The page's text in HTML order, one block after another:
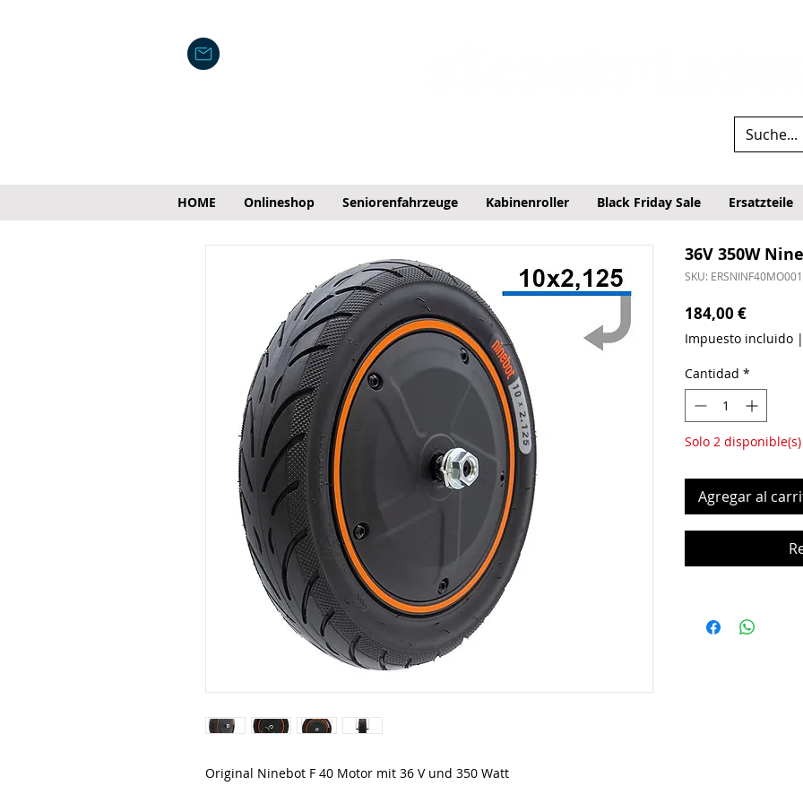
HOME Onlineshop Seniorenfahrzeuge Kabinenroller Black Friday Sale Ersatzteile
Original Ninebot F 40 Motor mit 36 V und 350 Watt
36V 350W
SKU: ERSNINF40MO001
184,00 €Precio
Impuesto incluido|
Cantidad *
Solo 2 disponible(s)
Agregar al